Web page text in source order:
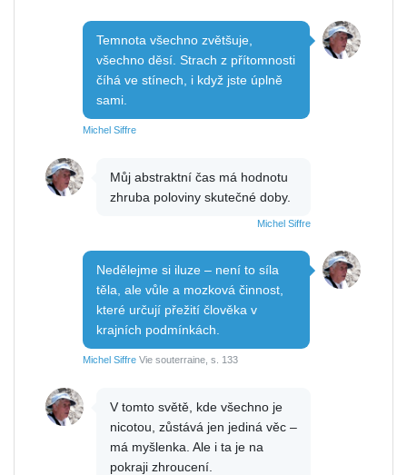
Temnota všechno zvětšuje,
všechno děsí. Strach z přítomnosti
číhá ve stínech, i když jste úplně
sami.
Michel Siffre
Můj abstraktní čas má hodnotu
zhruba poloviny skutečné doby.
Michel Siffre
Nedělejme si iluze – není to síla
těla, ale vůle a mozková činnost,
které určují přežití člověka v
krajních podmínkách.
Michel Siffre Vie souterraine, s. 133
V tomto světě, kde všechno je
nicotou, zůstává jen jediná věc –
má myšlenka. Ale i ta je na
pokraji zhroucení.